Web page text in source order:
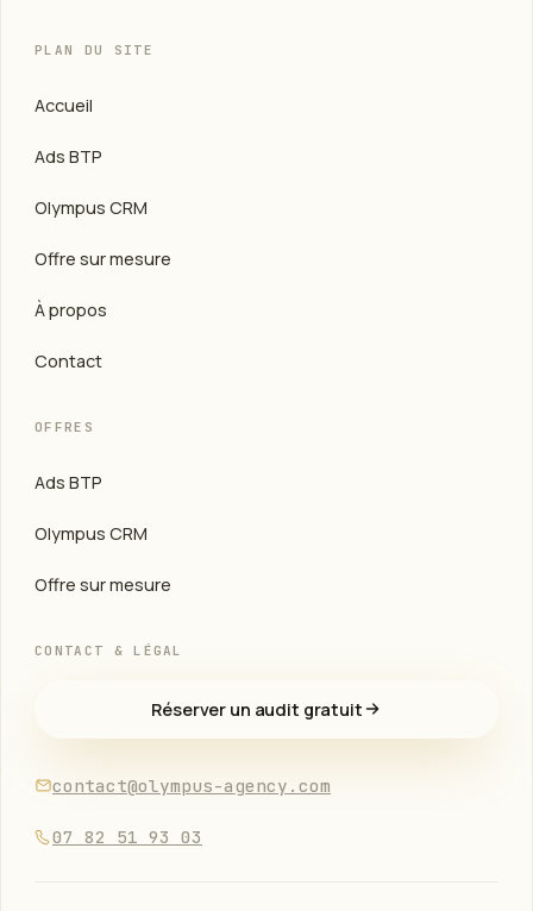
PLAN DU SITE
Accueil
Ads BTP
Olympus CRM
Offre sur mesure
À propos
Contact
OFFRES
Ads BTP
Olympus CRM
Offre sur mesure
CONTACT & LÉGAL
Réserver un audit gratuit
contact@olympus-agency.com
07 82 51 93 03